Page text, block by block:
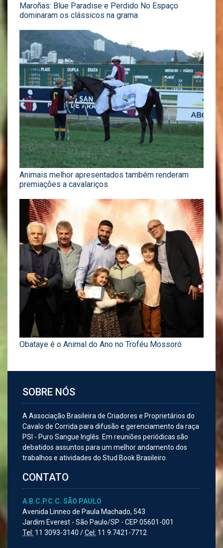
Maroñas: Blue Paradise e Perdido No Espaço
dominaram os clássicos na grama
Animais melhor apresentados também renderam
premiações a cavalariços
Obataye é o Animal do Ano no Troféu Mossoró
SOBRE NÓS
A Associação Brasileira de Criadores e Proprietários do
Cavalo de Corrida para difusão e gerenciamento da raça
PSI - Puro Sangue Inglês. Em reuniões periódicas são
debatidos assuntos para um melhor andamento dos
trabalhos e atividades do Stud Book Brasileiro.
CONTATO
A.B.C.P.C.C. SÃO PAULO
Avenida Linneo de Paula Machado, 543
Jardim Everest - São Paulo/SP - CEP 05601-001
Tel: 11 3093-3140 /Cel: 11 9.7421-7712